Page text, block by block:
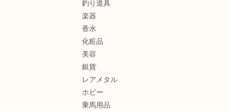
釣り道具
楽器
香水
化粧品
美容
銀貨
レアメタル
ホビー
乗馬用品